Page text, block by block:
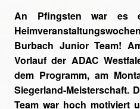
An Pfingsten war es
Burbach Junior Team!
Vorlauf der ADAC
dem Programm, am
Siegerland-Meisterschaft.
Team war hoch motiviert